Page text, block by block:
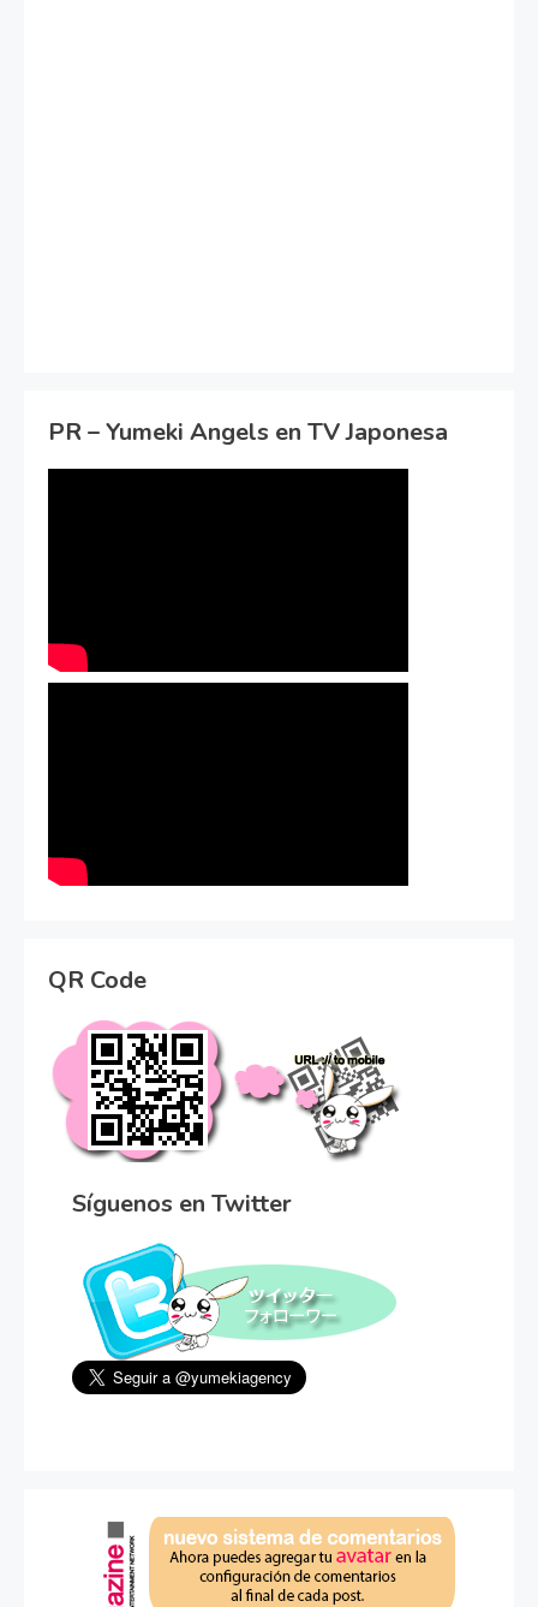
PR – Yumeki Angels en TV Japonesa
QR Code
Síguenos en Twitter